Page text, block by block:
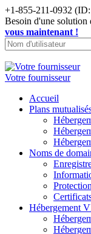
+1-855-211-0932
Besoin d'une solution
vous maintenant !
Votre fournisseur
Accueil
Plans
Noms de
Hébergement